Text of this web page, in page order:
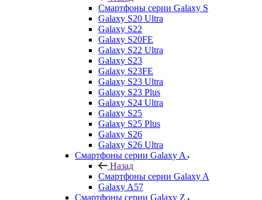
Смартфоны серии Galaxy S
Galaxy S20 Ultra
Galaxy S22
Galaxy S20FE
Galaxy S22 Ultra
Galaxy S23
Galaxy S23FE
Galaxy S23 Ultra
Galaxy S23 Plus
Galaxy S24 Ultra
Galaxy S25
Galaxy S25 Plus
Galaxy S26
Galaxy S26 Ultra
Смартфоны серии Galaxy A
Назад
Смартфоны серии Galaxy A
Galaxy A57
Смартфоны серии Galaxy Z